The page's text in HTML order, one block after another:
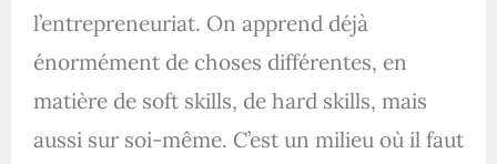
l’entrepreneuriat. On apprend déjà
énormément de choses différentes, en
matière de soft skills, de hard skills, mais
aussi sur soi-même. C’est un milieu où il faut